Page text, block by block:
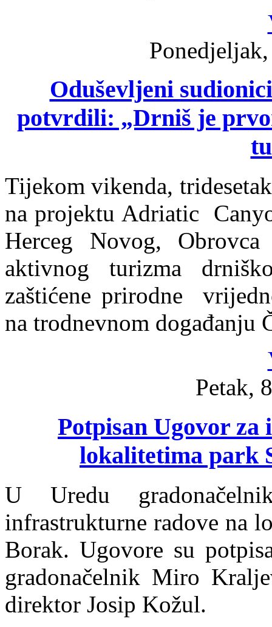
Oduševljeni
potvrdili: „Drniš je
Tijekom vikenda,
na projektu Adriatic
Herceg Novog,
aktivnog turizma
zaštićene prirodne
na trodnevnom događanju
Petak,
Potpisan Ugovor
lokalitetima park
U Uredu
infrastrukturne radove na
Borak. Ugovore su
gradonačelnik Miro
direktor Josip Kožul.